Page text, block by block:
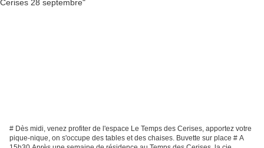
# Dès midi, venez profiter de l'espace Le Temps des Cerises, apportez votre
pique-nique, on s'occupe des tables et des chaises. Buvette sur place # A